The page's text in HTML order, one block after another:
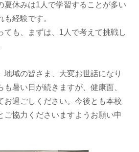
夏休みは1人で学習することが多い
も経験です。
ても、まずは、1人で考えて挑戦し
地域の皆さま、大変お世話になり
も暑い日が続きますが、健康面、
お過ごしください。今後とも本校
ご協力くださいますようお願い申